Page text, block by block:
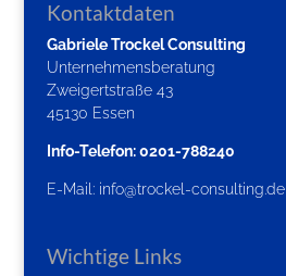
Kontaktdaten
Gabriele Trockel Consulting
Unternehmensberatung
Zweigertstraße 43
45130 Essen
Info-Telefon: 0201-788240
E-Mail: info@trockel-consulting.de
Wichtige Links